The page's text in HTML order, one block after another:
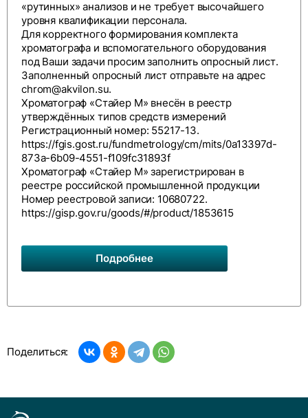
«рутинных» анализов и не требует высочайшего
уровня квалификации персонала.
Для корректного формирования комплекта
хроматографа и вспомогательного оборудования
под Ваши задачи просим заполнить опросный лист.
Заполненный опросный лист отправьте на адрес
chrom@akvilon.su.
Хроматограф «Стайер М» внесён в реестр
утверждённых типов средств измерений
Регистрационный номер: 55217-13.
https://fgis.gost.ru/fundmetrology/cm/mits/0a13397d-
873a-6b09-4551-f109fc31893f
Хроматограф «Стайер М» зарегистрирован в
реестре российской промышленной продукции
Номер реестровой записи: 10680722.
https://gisp.gov.ru/goods/#/product/1853615
Подробнее
Поделиться: